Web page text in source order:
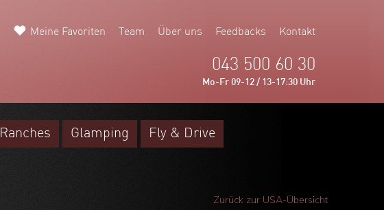
Meine Favoriten Team Über uns Feedbacks Kontakt
043 500 60 30
Mo-Fr 09-12 / 13-17:30 Uhr
Ranches Glamping Fly & Drive
Zurück zur USA-Übersicht